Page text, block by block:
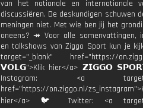
van het nationale en internationale
discussiëren. De deskundigen schuwen
meningen niet. Met wie ben jij het
oneens? ↠ Voor alle samenvattingen,
en talkshows van Ziggo Sport kun je
target="_blank" href="https://
𝗩𝗢𝗟𝗚">Klik hier</a> 𝗭𝗜𝗚𝗚𝗢
Instagram: <a
href="https://on.ziggo.nl/
hier</a> 🐦 Twitter: <a